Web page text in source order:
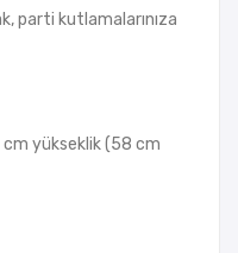
parti kutlamalarınıza
yükseklik (58 cm